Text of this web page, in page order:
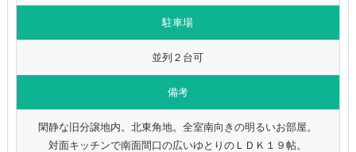
駐車場
並列２台可
備考
閑静な旧分譲地内。北東角地。全室南向きの明るいお部屋。
対面キッチンで南面間口の広いゆとりのＬＤＫ１９帖。